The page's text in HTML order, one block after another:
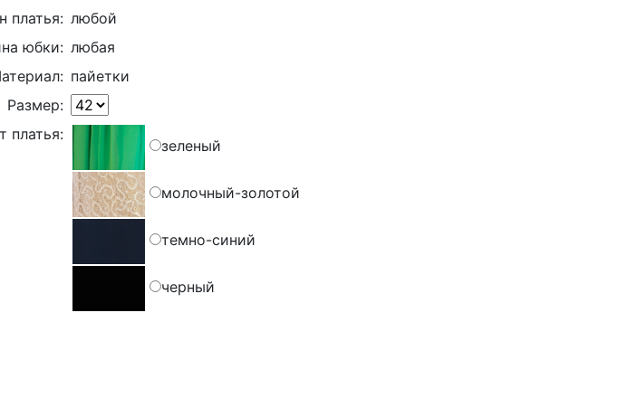
платья: любой
юбки: любая
пайетки
Размер:
платья:
зеленый
молочный-золотой
темно-синий
черный